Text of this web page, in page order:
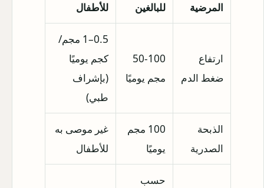
المرضية
للبالغين
للأطفال
ارتفاع
ضغط الدم
50-100
مجم يوميًا
0.5–1 مجم/
كجم يوميًا
(بإشراف
طبي)
الذبحة
الصدرية
100 مجم
يوميًا
غير موصى به
للأطفال
حسب